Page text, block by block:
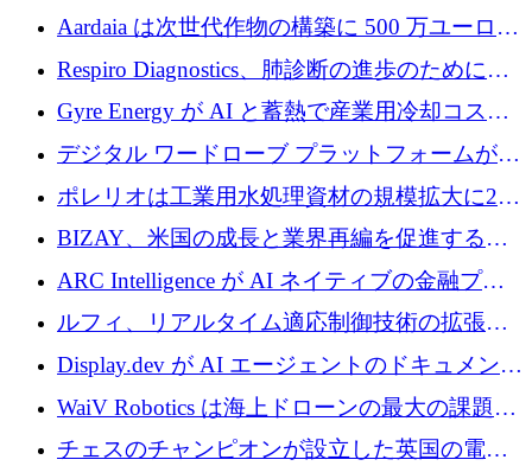
維仕分け規模拡大に7桁の資金調達
Aardaia は次世代作物の構築に 500 万ユーロを
寄付
Respiro Diagnostics、肺診断の進歩のために
100 万ポンドを確保
Gyre Energy が AI と蓄熱で産業用冷却コスト
を削減するために 130 万ドルを調達
デジタル ワードローブ プラットフォームが
1,000 万人のユーザーに到達し、Whering が
700 万ドルを獲得
ポレリオは工業用水処理資材の規模拡大に240
万ユーロを確保
BIZAY、米国の成長と業界再編を促進するた
めに5,500万ドルを確保
ARC Intelligence が AI ネイティブの金融プラ
ットフォームを拡大するために 400 万ユーロ
ルフィ、リアルタイム適応制御技術の拡張に
810万ポンドを確保
Display.dev が AI エージェントのドキュメント
コラボレーションを強化するために 47 万ユー
WaiV Robotics は海上ドローンの最大の課題の
1 つをどのように解決しているか
チェスのチャンピオンが設立した英国の電池